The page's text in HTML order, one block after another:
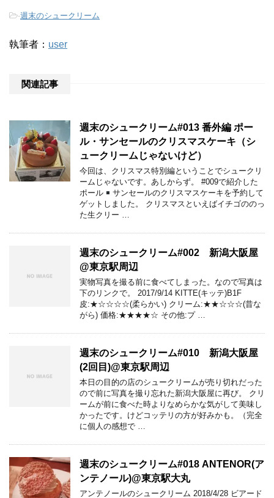
-週末のシュークリーム
執筆者： user
関連記事
週末のシュークリーム#013 番外編 ポー
ル・サンセールのクリスマスケーキ（シ
ュークリームじゃないけど）
今回は、クリスマス特別編ということでシュークリ
ームじゃないです。あしからず。 #009で紹介した
ポール
サンセールのクリスマスケーキを予約して
ゲットしました。 クリスマスといえばイチゴののっ
た生クリー …
週末のシュークリーム#002 新潟大阪屋
@東京駅周辺
実物写真を撮る前に食べてしまった。なので写真は
下のリンクで。 2017/9/14 KITTE(キッテ)B1F
皮:★☆☆☆☆(柔らかい) クリーム:★★☆☆☆(昔な
がら) 価格:★★★★☆ その他:プ …
週末のシュークリーム#010 新潟大阪屋
(2回目)@東京駅周辺
本日の目的の店のシュークリームが売り切れだった
ので前に写真を撮り忘れた新潟大阪屋に再び。 クリ
ームが前に食べた時よりなめらかな気がして美味し
かったです。けどコッテリの方が好みかも。（完全
に個人の感想で …
週末のシュークリーム#018 ANTENOR(ア
ンテノール)@東京駅大丸
アンテノールのシュークリーム 2018/4/28 ビアード